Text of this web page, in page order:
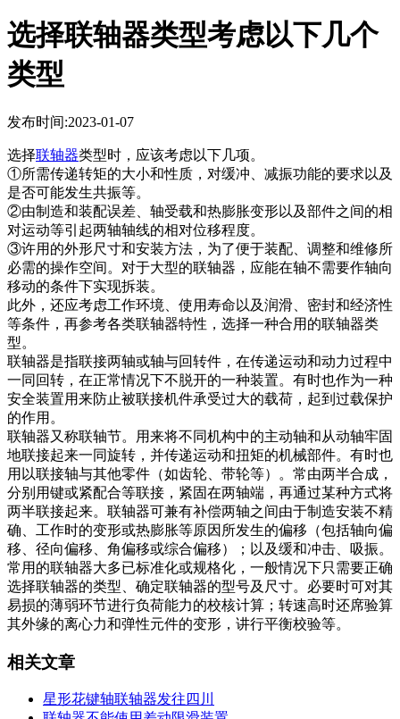
选择联轴器类型考虑以下几个
类型
发布时间:2023-01-07
选择联轴器类型时，应该考虑以下几项。
①所需传递转矩的大小和性质，对缓冲、减振功能的要求以及
是否可能发生共振等。
②由制造和装配误差、轴受载和热膨胀变形以及部件之间的相
对运动等引起两轴轴线的相对位移程度。
③许用的外形尺寸和安装方法，为了便于装配、调整和维修所
必需的操作空间。对于大型的联轴器，应能在轴不需要作轴向
移动的条件下实现拆装。
此外，还应考虑工作环境、使用寿命以及润滑、密封和经济性
等条件，再参考各类联轴器特性，选择一种合用的联轴器类
型。
联轴器是指联接两轴或轴与回转件，在传递运动和动力过程中
一同回转，在正常情况下不脱开的一种装置。 有时也作为一种
安全装置用来防止被联接机件承受过大的载荷，起到过载保护
的作用。
联轴器又称联轴节。用来将不同机构中的主动轴和从动轴牢固
地联接起来一同旋转，并传递运动和扭矩的机械部件。有时也
用以联接轴与其他零件（如齿轮、带轮等）。常由两半合成，
分别用键或紧配合等联接，紧固在两轴端，再通过某种方式将
两半联接起来。联轴器可兼有补偿两轴之间由于制造安装不精
确、工作时的变形或热膨胀等原因所发生的偏移 （包括轴向偏
移、径向偏移、角偏移或综合偏移）；以及缓和冲击、吸振。
常用的联轴器大多已标准化或规格化，一般情况下只需要正确
选择联轴器的类型、确定联轴器的型号及尺寸。必要时可对其
易损的薄弱环节进行负荷能力的校核计算 ；转速高时还席验算
其外缘的离心力和弹性元件的变形，讲行平衡校验等。
相关文章
星形花键轴联轴器发往四川